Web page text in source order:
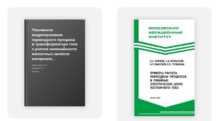
Численное
моделирование
переходного процесса
в трансформаторе тока
с учетом нелинейности
магнитных свойств
материала…
Абдулхаков И. Ю.
Жданова Е. Н.
2025 год